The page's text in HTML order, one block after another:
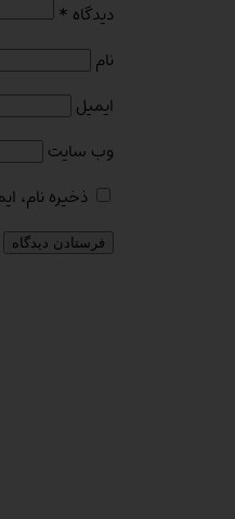
دیدگاه *
نام
ایمیل
وب‌ سایت
ذخیره نام،